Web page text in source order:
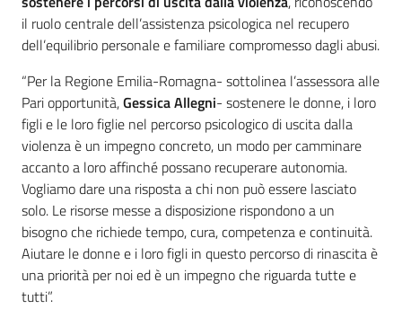
il ruolo centrale dell’assistenza psicologica nel recupero
dell’equilibrio personale e familiare compromesso dagli abusi.
“Per la Regione Emilia-Romagna- sottolinea l’assessora alle
Pari opportunità,Gessica Allegni- sostenere le donne, i loro
figli e le loro figlie nel percorso psicologico di uscita dalla
violenza è un impegno concreto, un modo per camminare
accanto a loro affinché possano recuperare autonomia.
Vogliamo dare una risposta a chi non può essere lasciato
solo. Le risorse messe a disposizione rispondono a un
bisogno che richiede tempo, cura, competenza e continuità.
Aiutare le donne e i loro figli in questo percorso di rinascita è
una priorità per noi ed è un impegno che riguarda tutte e
tutti”.